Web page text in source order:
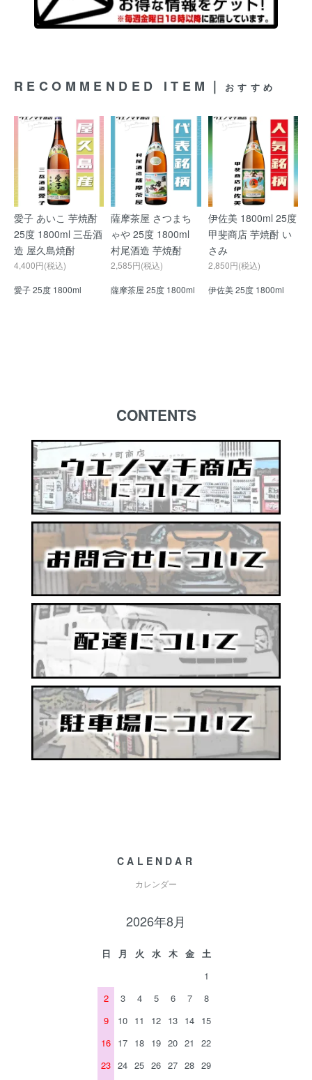
RECOMMENDED ITEM｜ おすすめ
愛子 あいこ 芋焼酎
25度 1800ml 三岳酒
造 屋久島焼酎
4,400円(税込)
愛子 25度 1800ml
薩摩茶屋 さつまち
ゃや 25度 1800ml
村尾酒造 芋焼酎
2,585円(税込)
薩摩茶屋 25度 1800ml
伊佐美 1800ml 25度
甲斐商店 芋焼酎 い
さみ
2,850円(税込)
伊佐美 25度 1800ml
CONTENTS
CALENDAR
カレンダー
2026年8月
日 月 火 水 木 金
土
1
2
3 4 5 6 7
8
9
10 11 12 13 14 15
16 17 18 19 20 21
22
23 24 25 26 27 28 29